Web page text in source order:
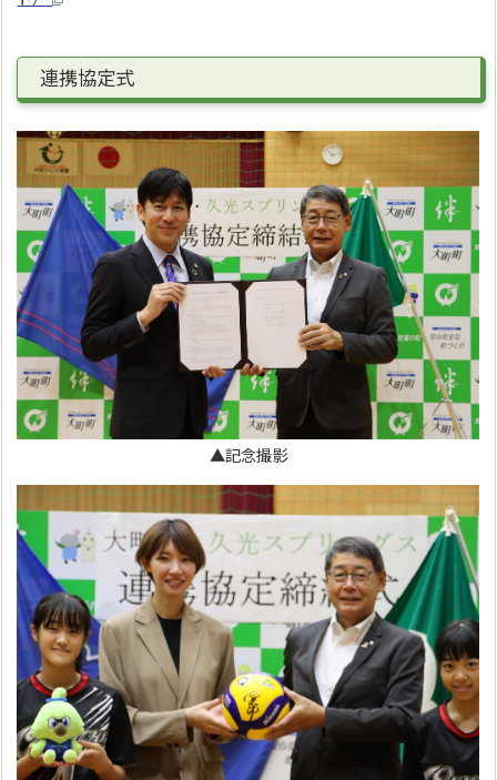
連携協定式
▲記念撮影